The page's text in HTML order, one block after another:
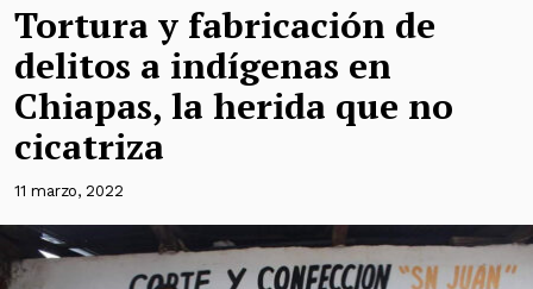
Tortura y fabricación de
delitos a indígenas en
Chiapas, la herida que no
cicatriza
11 marzo, 2022